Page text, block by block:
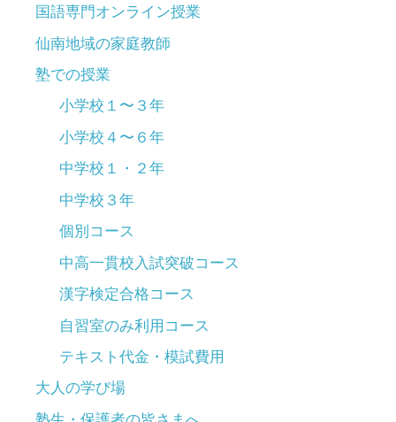
国語専門オンライン授業
仙南地域の家庭教師
塾での授業
小学校１〜３年
小学校４〜６年
中学校１・２年
中学校３年
個別コース
中高一貫校入試突破コース
漢字検定合格コース
自習室のみ利用コース
テキスト代金・模試費用
大人の学び場